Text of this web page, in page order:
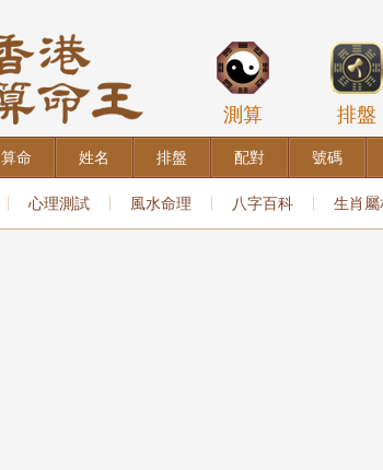
測算 排盤
算命 姓名 排盤 配對 號碼
心理測試 風水命理 八字百科 生肖屬